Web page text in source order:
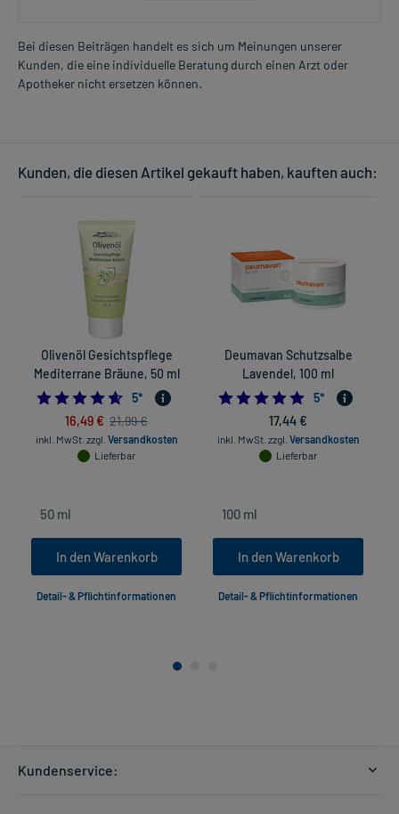
Bei diesen Beiträgen handelt es sich um Meinungen unserer
Kunden, die eine individuelle Beratung durch einen Arzt oder
Apotheker nicht ersetzen können.
Kunden, die diesen Artikel gekauft haben, kauften auch:
Olivenöl Gesichtspflege
Mediterrane Bräune, 50 ml
4.6
5*
16,49 € 21,99 €
inkl. MwSt. zzgl. Versandkosten
Lieferbar
In den Warenkorb
Detail- & Pflichtinformationen
Deumavan Schutzsalbe
Lavendel, 100 ml
5.0
5*
17,44 €
inkl. MwSt. zzgl. Versandkosten
Lieferbar
In den Warenkorb
Detail- & Pflichtinformationen
Kundenservice: